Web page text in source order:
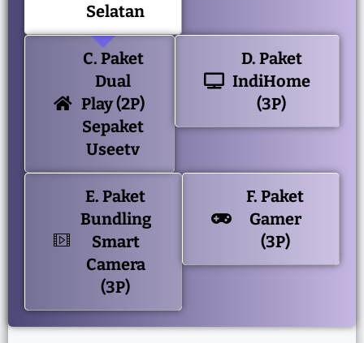
Selatan
C. Paket
Dual
Play (2P)
Sepaket
Useetv
D. Paket
IndiHome
(3P)
E. Paket
Bundling
Smart
Camera
(3P)
F. Paket
Gamer
(3P)